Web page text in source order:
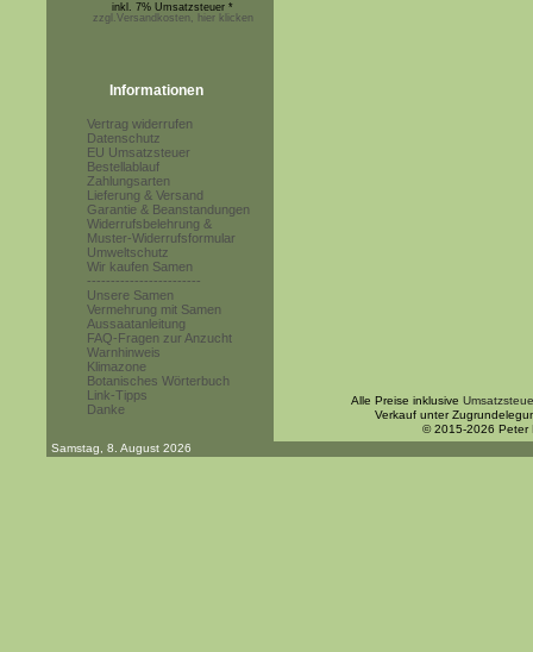
inkl. 7% Umsatzsteuer *
zzgl.Versandkosten, hier klicken
Informationen
Vertrag widerrufen
Datenschutz
EU Umsatzsteuer
Bestellablauf
Zahlungsarten
Lieferung & Versand
Garantie & Beanstandungen
Widerrufsbelehrung &
Muster-Widerrufsformular
Umweltschutz
Wir kaufen Samen
------------------------
Unsere Samen
Vermehrung mit Samen
Aussaatanleitung
FAQ-Fragen zur Anzucht
Warnhinweis
Klimazone
Botanisches Wörterbuch
Link-Tipps
Danke
Alle Preise inklusive
Verkauf unter
© 2015-2026 Peter
Samstag, 8. August 2026